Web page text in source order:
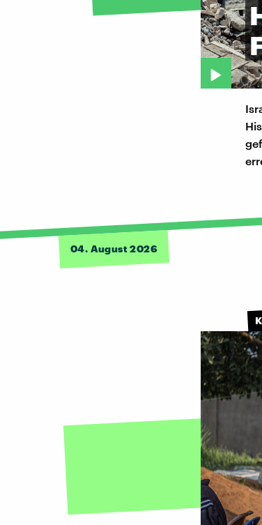
04. August 2026